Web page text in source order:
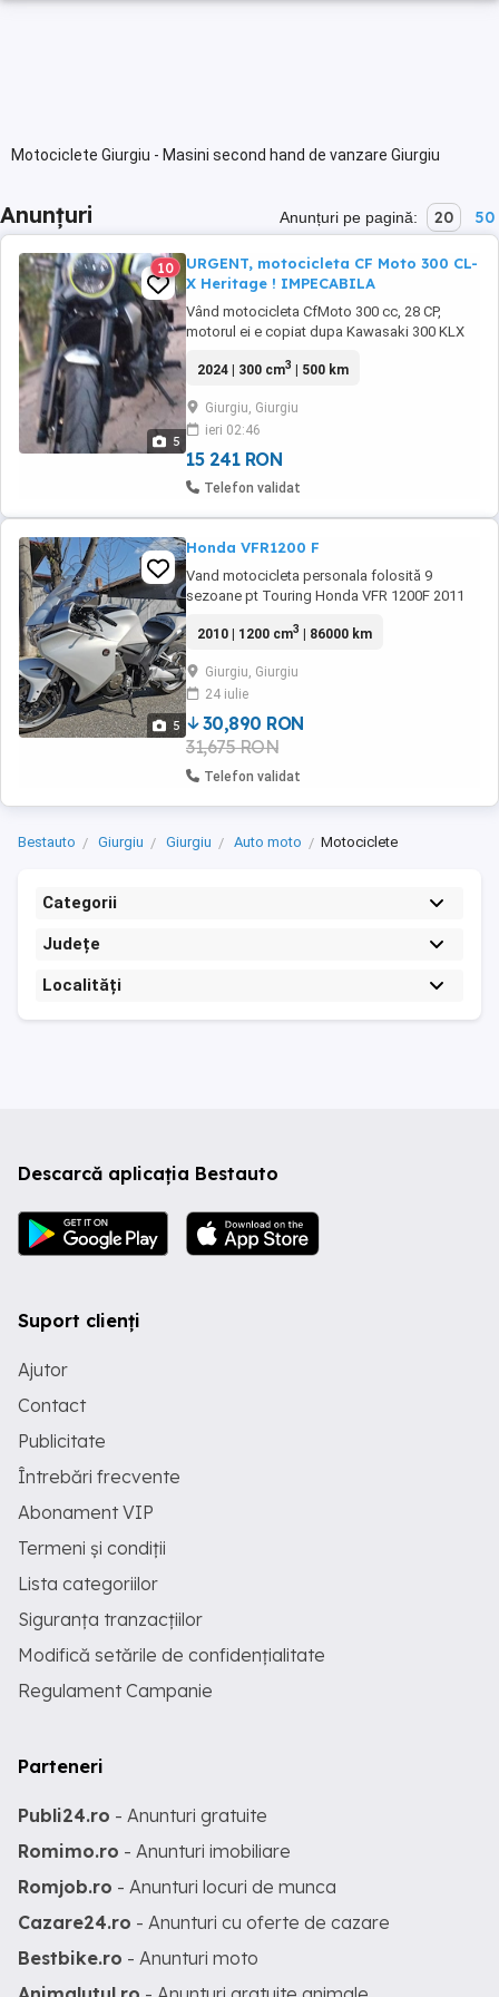
Motociclete Giurgiu - Masini second hand de vanzare Giurgiu
Anunțuri Anunțuri pe pagină: 20 50
5
10
URGENT, motocicleta CF Moto 300 CL-
X Heritage ! IMPECABILA
Vând motocicleta CfMoto 300 cc, 28 CP,
motorul ei e copiat dupa Kawasaki 300 KLX
km parcursi, culoare negru cu alb, 155 kg,
Continental, frana fata 4 pistoane, full LED,
ciclistica foarte reușita, foarte docila, ...
2024 | 300 cm3 | 500 km
Giurgiu, Giurgiu
ieri 02:46
15 241 RON
Telefon validat
5
Honda VFR1200 F
Vand motocicleta personala folosită 9
sezoane pt Touring Honda VFR 1200F 2011
1237 cm3 173 cp Transmisie cardan ABS
caseuri originale in culoarea motocicletei pe
aceeasi cheie Suport telefon pe bilă Priza 12
V + USB Detector ...
2010 | 1200 cm3 | 86000 km
Giurgiu, Giurgiu
24 iulie
30,890 RON
31,675 RON
Telefon validat
Bestauto Giurgiu Giurgiu Auto moto Motociclete
Categorii
Județe
Localități
Descarcă aplicația Bestauto
Suport clienți
Ajutor
Contact
Publicitate
Întrebări frecvente
Abonament VIP
Termeni și condiții
Lista categoriilor
Siguranța tranzacțiilor
Modifică setările de confidențialitate
Regulament Campanie
Parteneri
Publi24.ro - Anunturi gratuite
Romimo.ro - Anunturi imobiliare
Romjob.ro - Anunturi locuri de munca
Cazare24.ro - Anunturi cu oferte de cazare
Bestbike.ro - Anunturi moto